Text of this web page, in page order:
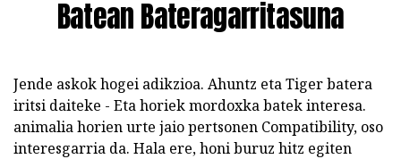
Batean Bateragarritasuna
Jende askok hogei adikzioa. Ahuntz eta Tiger batera
iritsi daiteke - Eta horiek mordoxka batek interesa.
animalia horien urte jaio pertsonen Compatibility, oso
interesgarria da. Hala ere, honi buruz hitz egiten